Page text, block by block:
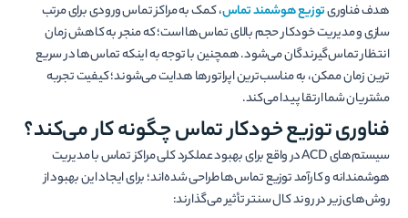
هدف فناوریتوزیع هوشمند تماس، کمک به مراکز تماس ورودی برای مرتب­‌
سازی و مدیریت خودکار حجم بالای تماس­‌ها است؛ که منجر به کاهش زمان
انتظار تماس‌­گیرندگان می­‌شود. همچنین با توجه به این­که تماس‌­ها در سریع­‌
ترین زمان ممکن، به مناسب‌­ترین اپراتورها هدایت می­‌شوند؛ کیفیت تجربه
مشتریان شما ارتقا پیدا می­‌کند.
فناوری توزیع خودکار تماس چگونه کار می­‌کند؟
سیستم­‌های ACD در واقع برای بهبود عملکرد کلی مراکز تماس با مدیریت
هوشمندانه و کارآمد توزیع تماس‌­ها طراحی شده‌­اند؛ برای ایجاد این بهبود از
روش‌­های زیر در روند کال­ سنتر تأثیر می­‌گذارند: